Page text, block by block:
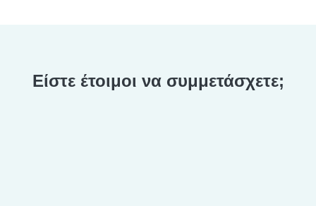
Είστε έτοιμοι να συμμετάσχετε;